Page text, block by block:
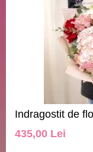
Indragostit de
435,00 Lei